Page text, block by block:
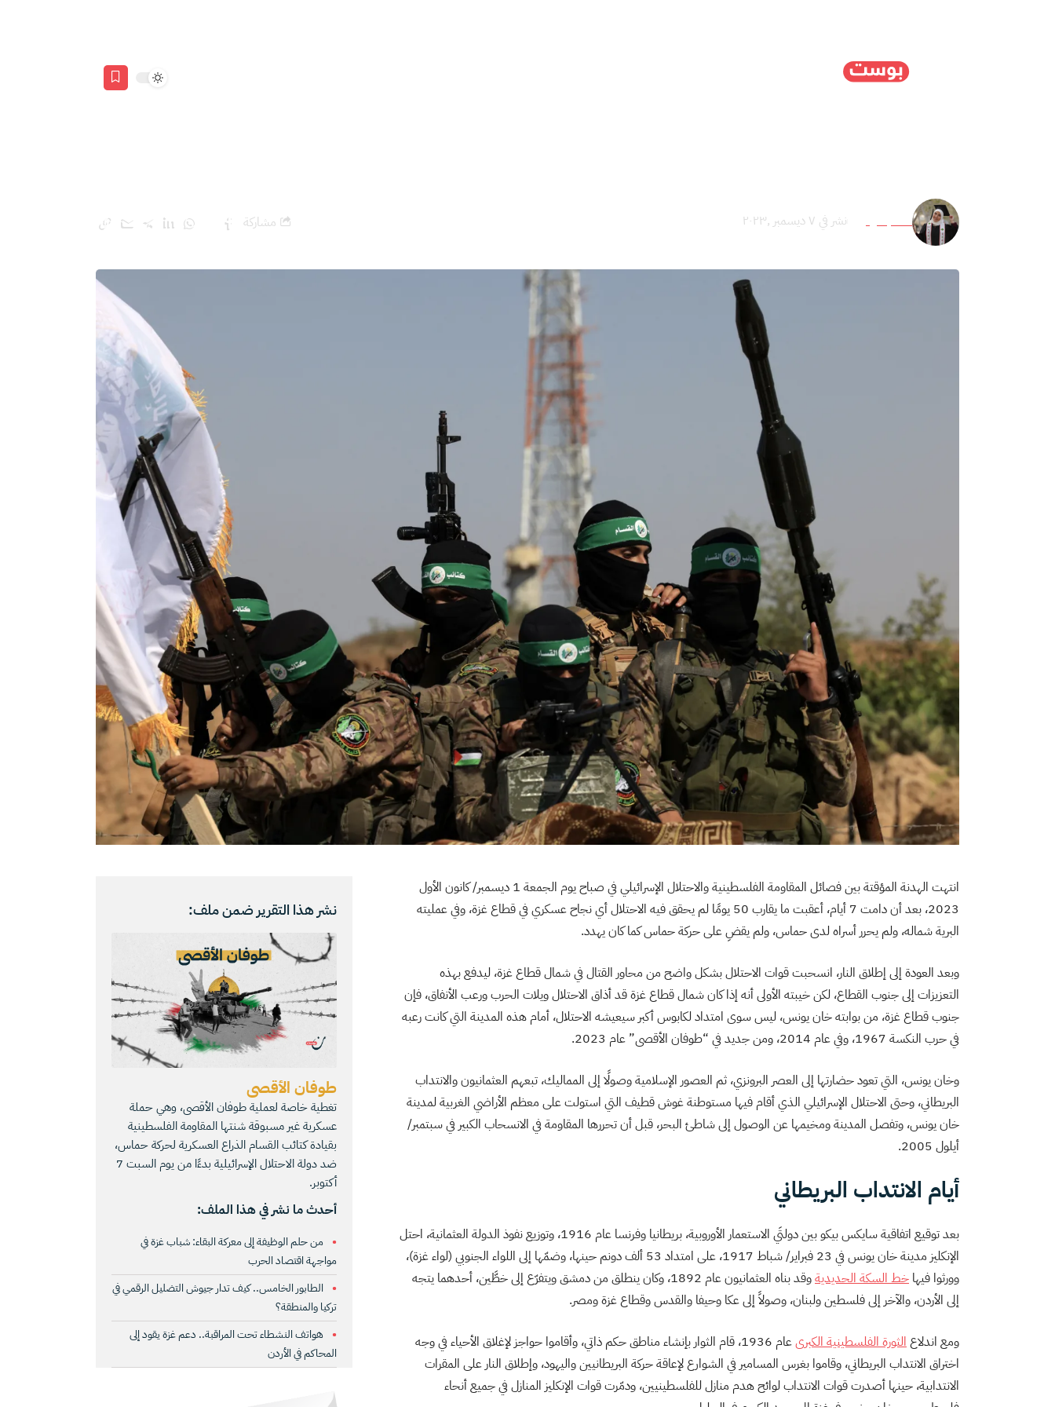
نداء بسومي نشر في ٧ ديسمبر ,٢٠٢٣ مشاركة
انتهت الهدنة المؤقتة بين فصائل المقاومة الفلسطينية والاحتلال الإسرائيلي في صباح يوم الجمعة 1 ديسمبر/ كانون الأول
2023، بعد أن دامت 7 أيام، أعقبت ما يقارب 50 يومًا لم يحقق فيه الاحتلال أي نجاح عسكري في قطاع غزة، وفي عمليته
البرية شماله، ولم يحرر أسراه لدى حماس، ولم يقضِ على حركة حماس كما كان يهدد.
وبعد العودة إلى إطلاق النار، انسحبت قوات الاحتلال بشكل واضح من محاور القتال في شمال قطاع غزة، ليدفع بهذه
التعزيزات إلى جنوب القطاع، لكن خيبته الأولى أنه إذا كان شمال قطاع غزة قد أذاق الاحتلال ويلات الحرب ورعب الأنفاق، فإن
جنوب قطاع غزة، من بوابته خان يونس، ليس سوى امتداد لكابوس أكبر سيعيشه الاحتلال، أمام هذه المدينة التي كانت رعبه
في حرب النكسة 1967، وفي عام 2014، ومن جديد في “طوفان الأقصى” عام 2023.
وخان يونس، التي تعود حضارتها إلى العصر البرونزي، ثم العصور الإسلامية وصولًا إلى المماليك، تبعهم العثمانيون والانتداب
البريطاني، وحتى الاحتلال الإسرائيلي الذي أقام فيها مستوطنة غوش قطيف التي استولت على معظم الأراضي الغربية لمدينة
خان يونس، وتفصل المدينة ومخيمها عن الوصول إلى شاطئ البحر، قبل أن تحررها المقاومة في الانسحاب الكبير في سبتمبر/
أيلول 2005.
أيام الانتداب البريطاني
بعد توقيع اتفاقية سايكس بيكو بين دولتَي الاستعمار الأوروبية، بريطانيا وفرنسا عام 1916، وتوزيع نفوذ الدولة العثمانية، احتل
الإنكليز مدينة خان يونس في 23 فبراير/ شباط 1917، على امتداد 53 ألف دونم حينها، وضمّها إلى اللواء الجنوبي (لواء غزة)،
وورثوا فيها خط السكة الحديدية
وقد بناه العثمانيون عام 1892، وكان ينطلق من دمشق ويتفرّع إلى خطَّين، أحدهما يتجه
إلى الأردن، والآخر إلى فلسطين ولبنان، وصولاً إلى عكا وحيفا والقدس وقطاع غزة ومصر.
ومع اندلاعالثورة الفلسطينية الكبرى
عام 1936، قام الثوار بإنشاء مناطق حكم ذاتي، وأقاموا حواجز لإغلاق الأحياء في وجه
اختراق الانتداب البريطاني، وقاموا بغرس المسامير في الشوارع لإعاقة حركة البريطانيين واليهود، وإطلاق النار على المقرات
الانتدابية، حينها أصدرت قوات الانتداب لوائح هدم منازل للفلسطينيين، ودمّرت قوات الإنكليز المنازل في جميع أنحاء
نشر هذا التقرير ضمن ملف:
طوفان الأقصى
تغطية خاصة لعملية طوفان الأقصى، وهي حملة
عسكرية غير مسبوقة شنتها المقاومة الفلسطينية
بقيادة كتائب القسام الذراع العسكرية لحركة حماس،
ضد دولة الاحتلال الإسرائيلية بدءًا من يوم السبت 7
أكتوبر.
أحدث ما نشر في هذا الملف:
من حلم الوظيفة إلى معركة البقاء: شباب غزة في
مواجهة اقتصاد الحرب
الطابور الخامس.. كيف تدار جيوش التضليل الرقمي في
تركيا والمنطقة؟
هواتف النشطاء تحت المراقبة.. دعم غزة يقود إلى
المحاكم في الأردن